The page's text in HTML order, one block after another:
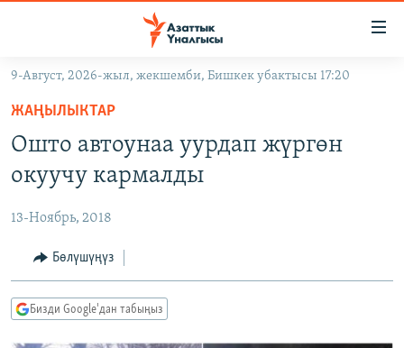
Навигацияга
өтүңүз
Издөөгө
салыңыз
ЭКОНОМИКА
МАДАНИЯТ
БОРБОР АЗИЯ
УКРАИНА
АТАЙЫН ИЛИКТӨӨ
ТВ ПРОГРАММАЛАР
ЭКСПЕРТТЕР ТАЛДАЙТ
ӨЗГӨЧӨ ПИКИР
9-Август, 2026-жыл, жекшемби, Бишкек убактысы 17:20
ЖАҢЫЛЫКТАР
Ошто автоунаа уурдап жүргөн
окуучу кармалды
13-Ноябрь, 2018
Бөлүшүңүз
Бизди Google'дан табыңыз